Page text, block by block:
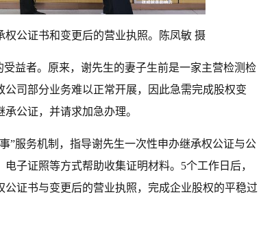
权公证书和变更后的营业执照。陈凤敏 摄
益者。原来，谢先生的妻子生前是一家主营检测检
司部分业务难以正常开展，因此急需完成股权变
公证，并请求加急办理。
”服务机制，指导谢先生一次性申办继承权公证与公
子证照等方式帮助收集证明材料。5个工作日后，
证书与变更后的营业执照，完成企业股权的平稳过